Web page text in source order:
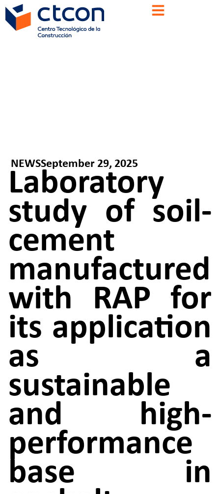
NEWSSeptember 29, 2025
Laboratory
study of soil-
cement
manufactured
with RAP for
its application
as a
sustainable
and high-
performance
base in